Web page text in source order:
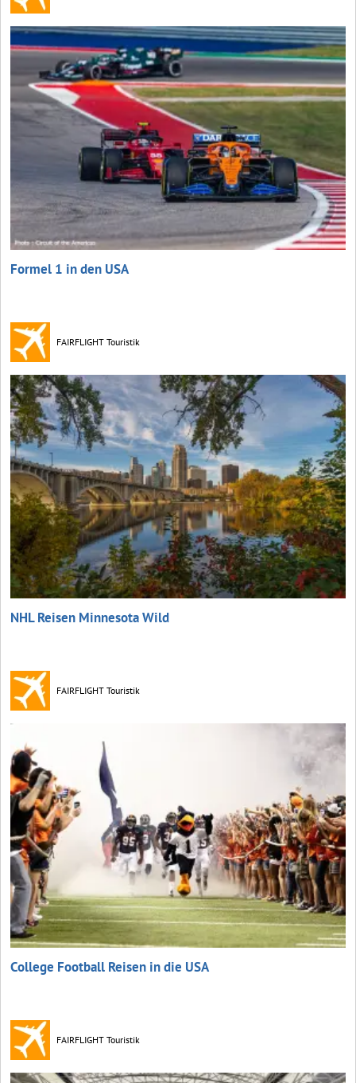
Formel 1 in den USA
FAIRFLIGHT Touristik
NHL Reisen Minnesota Wild
FAIRFLIGHT Touristik
College Football Reisen in die USA
FAIRFLIGHT Touristik